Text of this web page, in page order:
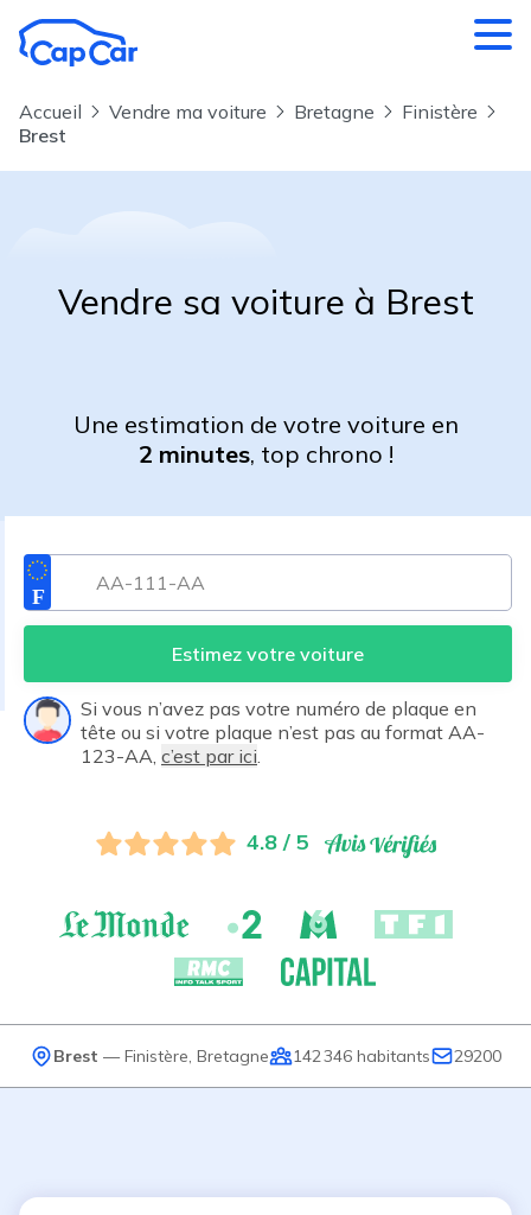
Accueil Vendre ma voiture Bretagne
Finistère
Brest
Vendre sa voiture à Brest
Une estimation de votre voiture en
2 minutes, top chrono !
Estimez votre voiture
Si vous n’avez pas votre numéro de plaque en
tête ou si votre plaque n’est pas au format AA-
123-AA, c’est par ici
4.8 / 5
Brest — Finistère Bretagne 142 346 habitants 29200